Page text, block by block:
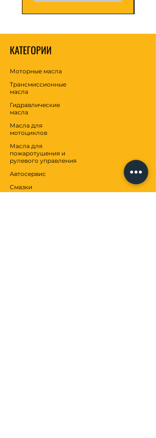
КАТЕГОРИИ
Моторные масла
Трансмиссионные
масла
Гидравлические
масла
Масла для
мотоциклов
Масла для
пожаротушения и
рулевого управления
Автосервис
Смазки